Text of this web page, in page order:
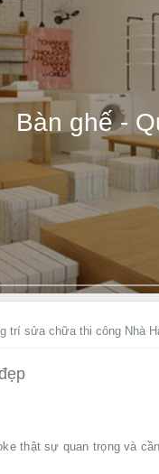
Bàn ghế -
trí sửa chữa thi công Nhà
thật sự quan trọng và